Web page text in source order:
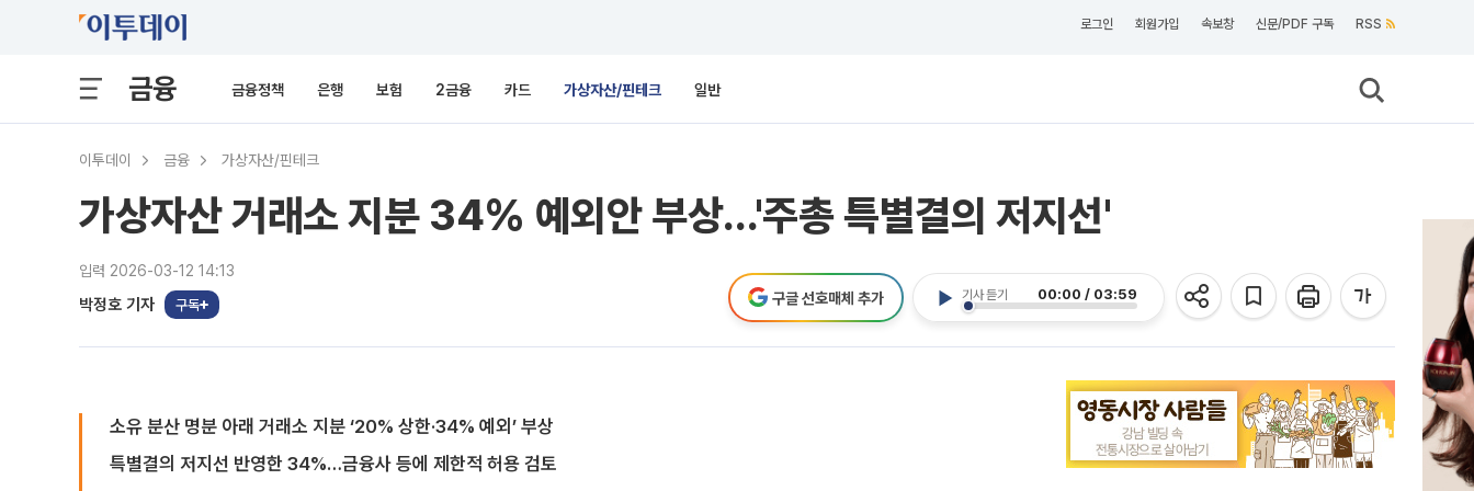
로그인 회원가입 속보창 신문/PDF 구독 RSS
금융 금융정책 은행 보험 2금융 카드 가상자산/핀테크 일반
이투데이 금융 가상자산/핀테크
가상자산 거래소 지분 34% 예외안 부상…'주총 특별결의 저지선'
입력 2026-03-12 14:13
박정호 기자 구독
기사 듣기 00:00 / 03:59
구글 선호매체 추가
소유 분산 명분 아래 거래소 지분 ‘20% 상한·34% 예외’ 부상
특별결의 저지선 반영한 34%…금융사 등에 제한적 허용 검토